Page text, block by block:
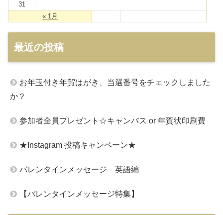
« 1月
31
最近の投稿
お年玉付き年賀はがき、当選番号をチェックしました
か？
参加者全員プレゼント☆キャンバス or 年賀状印刷費
★Instagram 投稿キャンペーン★
バレンタインメッセージ 英語編
【バレンタインメッセージ特集】